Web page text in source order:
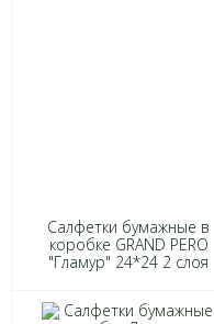
Салфетки бумажные в
коробке GRAND PERO
"Гламур" 24*24 2 слоя